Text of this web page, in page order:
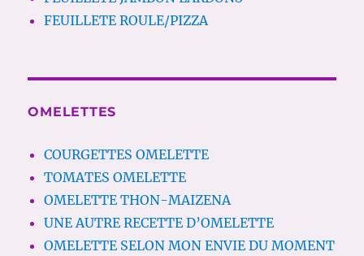
FEUILLETE ROULE/PIZZA
OMELETTES
COURGETTES OMELETTE
TOMATES OMELETTE
OMELETTE THON-MAIZENA
UNE AUTRE RECETTE D’OMELETTE
OMELETTE SELON MON ENVIE DU MOMENT